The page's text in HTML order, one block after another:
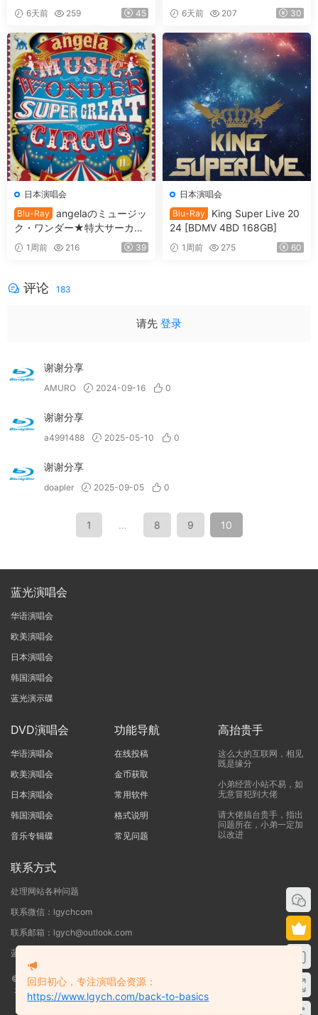
NA [BDMV 90.9GB]
6天前 259 45
K IN THE BOX -NIPPON BU
DOKAN [BDMV 36.7GB]
6天前 207 30
日本演唱会
Blu-Ray
angelaのミュージッ
ク・ワンダー★特大サーカス
in 日本武道館 ～僕等は目指し
たShangri-La～ 2017 [BDMV
1周前 216 39
日本演唱会
Blu-Ray
King Super Live 20
24 [BDMV 4BD 168GB]
1周前 275 60
评论 183
请先 登录
谢谢分享
AMURO 2024-09-16 0
谢谢分享
a4991488 2025-05-10 0
谢谢分享
doapler 2025-09-05 0
1 … 8 9 10
蓝光演唱会
华语演唱会
欧美演唱会
日本演唱会
韩国演唱会
蓝光演示碟
DVD演唱会
华语演唱会
欧美演唱会
日本演唱会
韩国演唱会
音乐专辑碟
功能导航
在线投稿
金币获取
常用软件
格式说明
常见问题
高抬贵手
这么大的互联网，相见
既是缘分
小弟经营小站不易，如
无意冒犯到大佬
请大佬搞台贵手，指出
问题所在，小弟一定加
以改进
联系方式
处理网站各种问题
联系微信：lgychcom
联系邮箱：lgych@outlook.com
蓝光演唱会网 - 专注于ISO和BDMV蓝光演唱会下载服务
©2019-2026 蓝光演唱会本站资源来源于网络用户网盘投稿，本站服务器不储
存任何演唱会资源，版权归原作者所有，若侵犯了您的合法权益，请联系我们
删除！
回归初心，专注演唱会资源：
https://www.lgych.com/back-to-basics